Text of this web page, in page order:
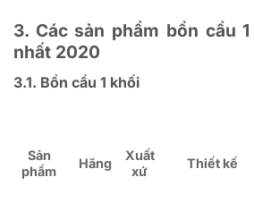
3. Các sản phẩm bồn cầu
nhất 2020
3.1. Bồn cầu 1 khối
Sản
phẩm
Hãng
Xuất
xứ
Thiết kế